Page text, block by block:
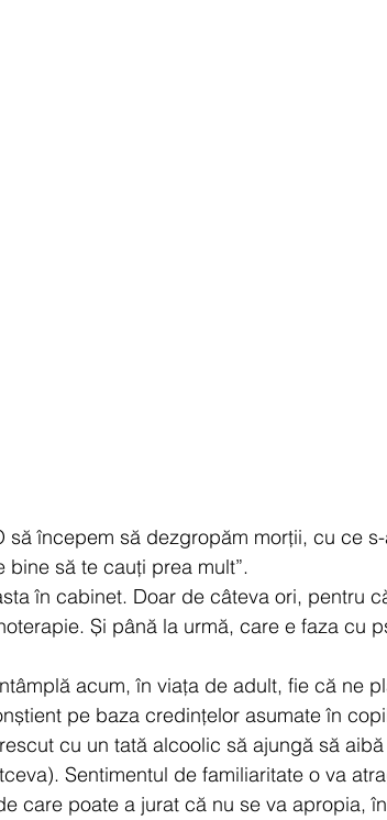
să începem să dezgropăm morții, cu ce
să te cauți prea mult”.
în cabinet. Doar de câteva ori, pentru
Și până la urmă, care e faza cu
acum, în viața de adult, fie că ne
pe baza credințelor asumate în
cu un tată alcoolic să ajungă să
Sentimentul de familiaritate o va
care poate a jurat că nu se va apropia,